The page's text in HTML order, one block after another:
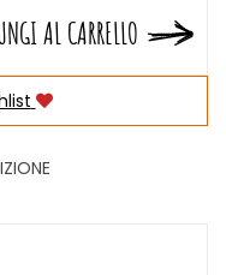
AL CARRELLO